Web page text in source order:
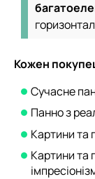
Кожен
Сучасне
Панно з
Картини та
Картини та